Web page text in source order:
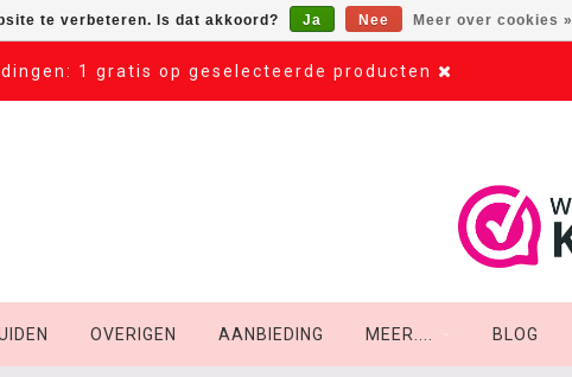
1 gratis op geselecteerde producten
OVERIGEN AANBIEDING MEER.... BLOG
te verbeteren. Is dat akkoord? Ja Nee Meer over cookies »